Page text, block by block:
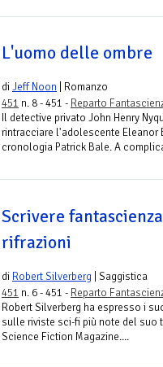
L'uomo delle ombre
diJeff Noon | Romanzo
451 n. 8 - 451 - Reparto
Il detective privato John Henry
rintracciare l'adolescente Eleanor
cronologia Patrick Bale. A
Scrivere
rifrazioni
di Robert Silverberg | Saggistica
451 n. 6 - 451 - Reparto
Robert Silverberg ha espresso i
sulle riviste sci-fi più note del suo
Science Fiction Magazine....